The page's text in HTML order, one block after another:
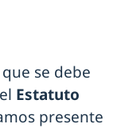
se debe
Estatuto
presente